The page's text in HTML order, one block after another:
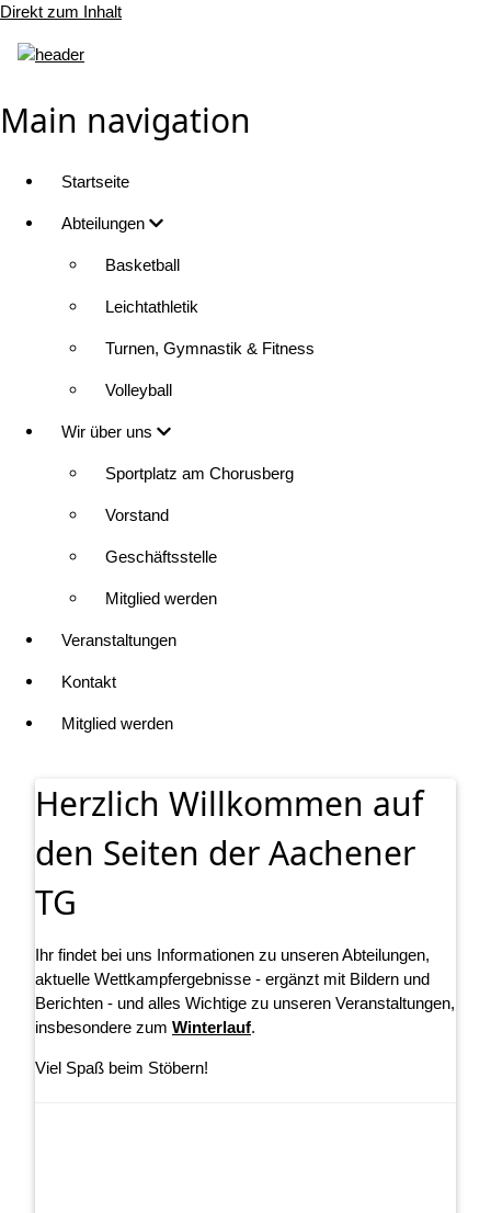
Direkt zum Inhalt
Main navigation
Startseite
Abteilungen
Basketball
Leichtathletik
Turnen, Gymnastik & Fitness
Volleyball
Wir über uns
Sportplatz am Chorusberg
Vorstand
Geschäftsstelle
Mitglied werden
Veranstaltungen
Kontakt
Mitglied werden
Herzlich Willkommen auf
den Seiten der Aachener
TG
Ihr findet bei uns Informationen zu unseren Abteilungen,
aktuelle Wettkampfergebnisse - ergänzt mit Bildern und
Berichten - und alles Wichtige zu unseren Veranstaltungen,
insbesondere zum Winterlauf.
Viel Spaß beim Stöbern!